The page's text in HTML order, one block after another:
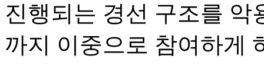
진행되는 경선 구조를 악
까지 이중으로 참여하게